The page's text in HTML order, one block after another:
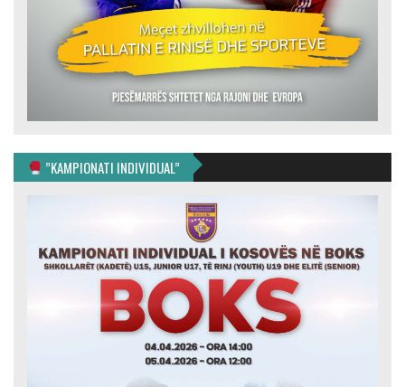
”KAMPIONATI INDIVIDUAL”